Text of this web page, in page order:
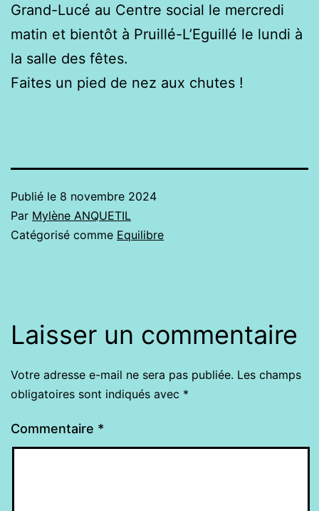
Grand-Lucé au Centre social le mercredi
matin et bientôt à Pruillé-L’Eguillé le lundi à
la salle des fêtes.
Faites un pied de nez aux chutes !
Publié le 8 novembre 2024
Par Mylène ANQUETIL
Catégorisé comme Equilibre
Laisser un commentaire
Votre adresse e-mail ne sera pas publiée. Les champs
obligatoires sont indiqués avec *
Commentaire *